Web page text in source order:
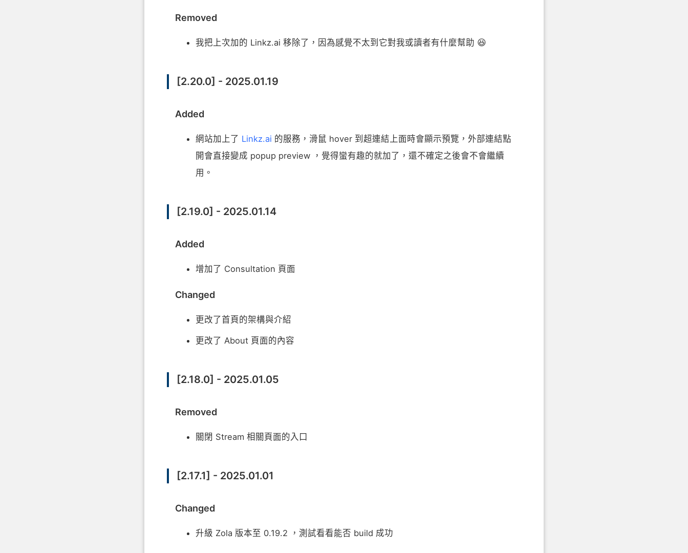
Removed
我把上次加的 Linkz.ai 移除了，因為感覺不太到它對我或讀者有什麼幫助 😆
[2.20.0] - 2025.01.19
Added
網站加上了 Linkz.ai 的服務，滑鼠 hover 到超連結上面時會顯示預覽，外部連結點
開會直接變成 popup preview ，覺得蠻有趣的就加了，還不確定之後會不會繼續
用。
[2.19.0] - 2025.01.14
Added
增加了 Consultation 頁面
Changed
更改了首頁的架構與介紹
更改了 About 頁面的內容
[2.18.0] - 2025.01.05
Removed
關閉 Stream 相關頁面的入口
[2.17.1] - 2025.01.01
Changed
升級 Zola 版本至 0.19.2 ，測試看看能否 build 成功